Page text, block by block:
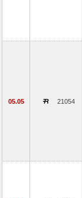
05.05 21054